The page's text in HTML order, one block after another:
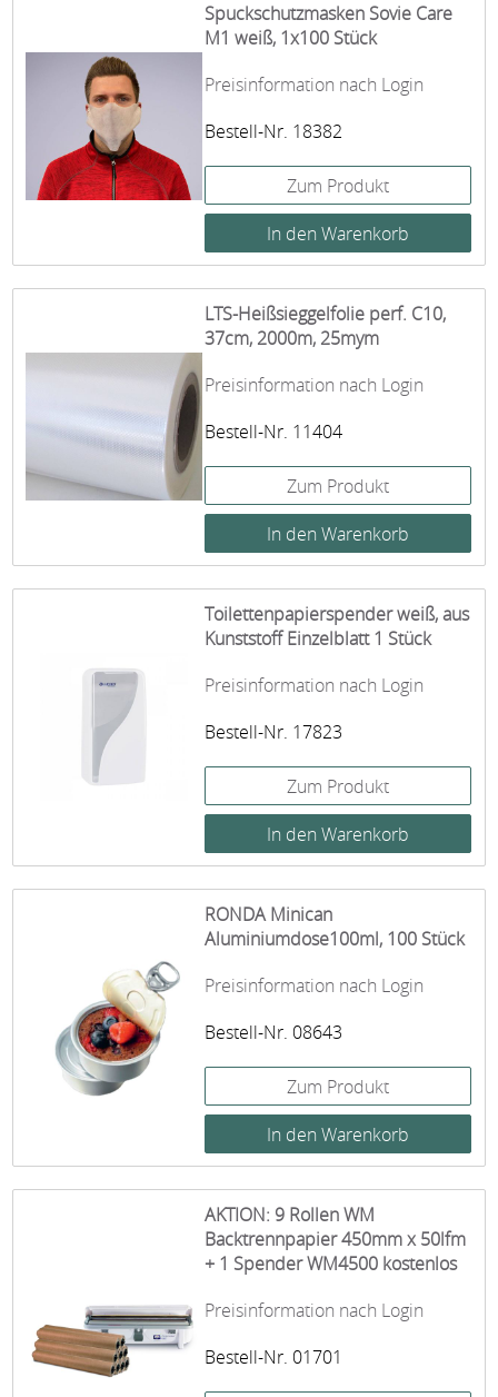
Spuckschutzmasken Sovie Care
M1 weiß, 1x100 Stück
Preisinformation nach Login
Bestell-Nr. 18382
Zum Produkt
LTS-Heißsieggelfolie perf. C10,
37cm, 2000m, 25mym
Preisinformation nach Login
Bestell-Nr. 11404
Zum Produkt
Toilettenpapierspender weiß, aus
Kunststoff Einzelblatt 1 Stück
Preisinformation nach Login
Bestell-Nr. 17823
Zum Produkt
RONDA Minican
Aluminiumdose100ml, 100 Stück
Preisinformation nach Login
Bestell-Nr. 08643
Zum Produkt
AKTION: 9 Rollen WM
Backtrennpapier 450mm x 50lfm
+ 1 Spender WM4500 kostenlos
Preisinformation nach Login
Bestell-Nr. 01701